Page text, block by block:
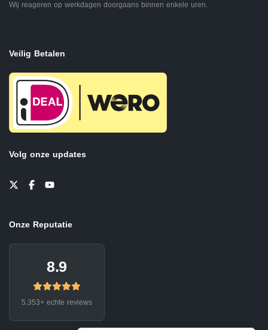
Wij reageren op werkdagen doorgaans binnen enkele uren.
Veilig Betalen
Volg onze updates
Onze Reputatie
8.9
5.353+ echte reviews